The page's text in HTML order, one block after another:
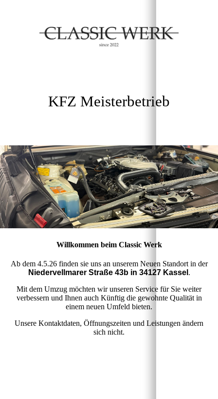
KFZ Meisterbetrieb
Willkommen beim Classic Werk
Ab dem 4.5.26 finden sie uns an unserem Neuen Standort in der
Niedervellmarer Straße 43b in 34127 Kassel .
Mit dem Umzug möchten wir unseren Service für Sie weiter
verbessern und Ihnen auch Künftig die gewohnte Qualität in
einem neuen Umfeld bieten.
Unsere Kontaktdaten, Öffnungszeiten und Leistungen ändern
sich nicht.